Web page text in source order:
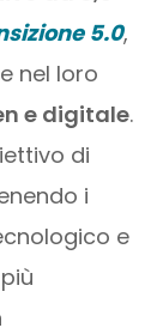
5.0,
nel loro
e digitale.
di
i
e